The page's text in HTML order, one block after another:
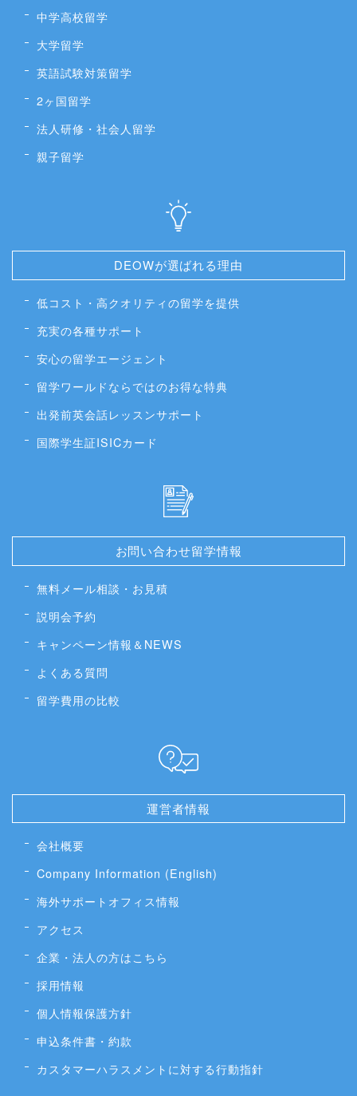
中学高校留学
大学留学
英語試験対策留学
2ヶ国留学
法人研修・社会人留学
親子留学
DEOWが選ばれる理由
低コスト・高クオリティの留学を提供
充実の各種サポート
安心の留学エージェント
留学ワールドならではのお得な特典
出発前英会話レッスンサポート
国際学生証ISICカード
お問い合わせ留学情報
無料メール相談・お見積
説明会予約
キャンペーン情報＆NEWS
よくある質問
留学費用の比較
運営者情報
会社概要
Company Information (English)
海外サポートオフィス情報
アクセス
企業・法人の方はこちら
採用情報
個人情報保護方針
申込条件書・約款
カスタマーハラスメントに対する行動指針